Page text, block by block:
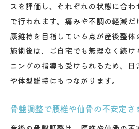
スを評価し、それぞれの状態に合わ
で行われます。痛みや不調の軽減
康維持を目指している点が産後整体
施術後は、ご自宅でも無理なく続け
ニングの指導も受けられるため、
や体型維持にもつながります。
骨盤調整で腰椎や仙骨の不安定さ